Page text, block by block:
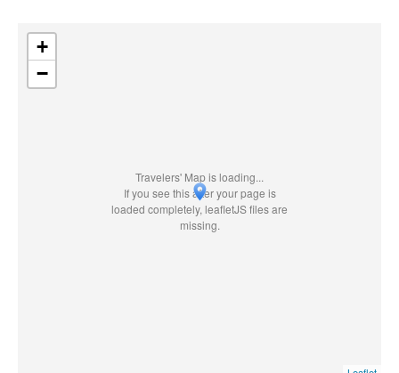
Travelers' Map is loading...
If you see this after your page is
loaded completely, leafletJS files are
missing.
+
−